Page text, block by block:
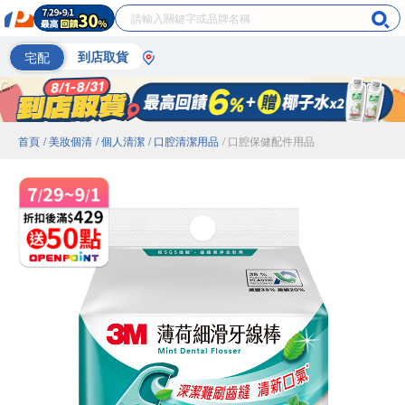
宅配 到店取貨
首頁 / 美妝個清 / 個人清潔 / 口腔清潔用品 / 口腔保健配件用品